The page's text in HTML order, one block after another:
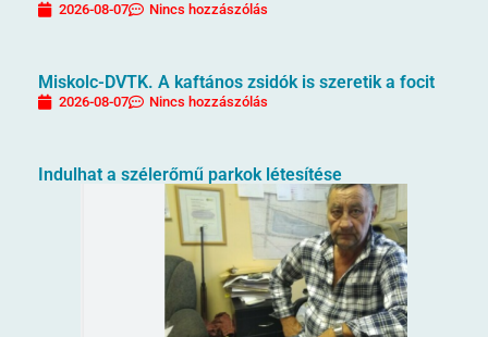
2026-08-07 Nincs hozzászólás
Miskolc-DVTK. A kaftános zsidók is szeretik a focit
2026-08-07 Nincs hozzászólás
Indulhat a szélerőmű parkok létesítése